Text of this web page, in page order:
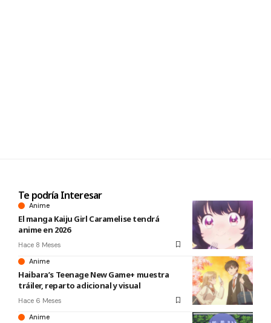
Te podría Interesar
Anime
El manga Kaiju Girl Caramelise tendrá
anime en 2026
Hace 8 Meses
Anime
Haibara’s Teenage New Game+ muestra
tráiler, reparto adicional y visual
Hace 6 Meses
Anime